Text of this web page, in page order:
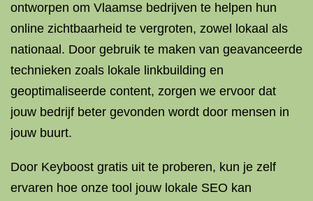
ontworpen om Vlaamse bedrijven te helpen hun
online zichtbaarheid te vergroten, zowel lokaal als
nationaal. Door gebruik te maken van geavanceerde
technieken zoals lokale linkbuilding en
geoptimaliseerde content, zorgen we ervoor dat
jouw bedrijf beter gevonden wordt door mensen in
jouw buurt.
Door Keyboost gratis uit te proberen, kun je zelf
ervaren hoe onze tool jouw lokale SEO kan